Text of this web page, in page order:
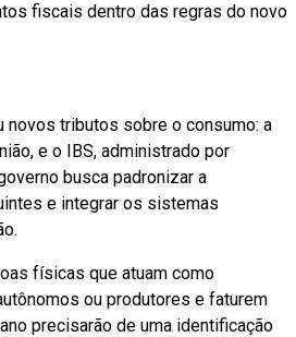
fiscais dentro das regras do novo
novos tributos sobre o consumo: a
e o IBS, administrado por
busca padronizar a
e integrar os sistemas
físicas que atuam como
ou produtores e faturem
precisarão de uma identificação